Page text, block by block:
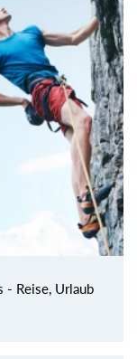
- Reise, Urlaub